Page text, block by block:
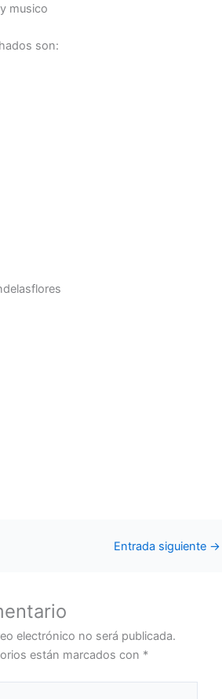
musico
son:
Entrada siguiente →
electrónico no será publicada.
están marcados con *